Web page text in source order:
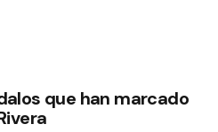
que han marcado